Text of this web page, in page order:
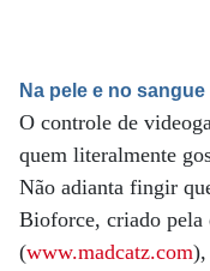
Na pele e no sangue
O controle de
quem literalmente
Não adianta fingir
Bioforce, criado pela
(www.madcatz.com),